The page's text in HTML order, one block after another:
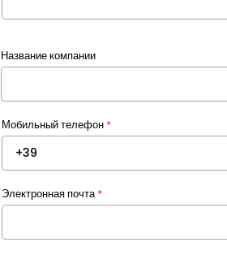
Название компании
Мобильный телефон *
Электронная почта*